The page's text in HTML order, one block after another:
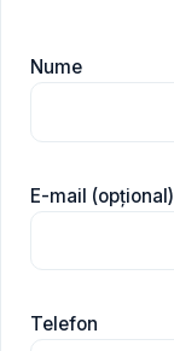
Nume
E-mail (opțional)
Telefon